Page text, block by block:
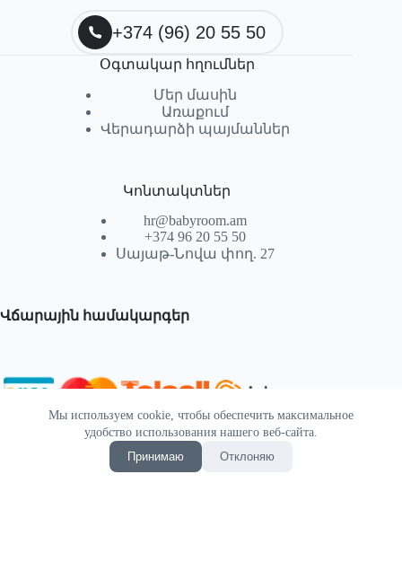
Мы используем cookie, чтобы обеспечить максимальное
удобство использования нашего веб-сайта.
Принимаю
Отклоняю
+374 (96) 20 55 50
Օգտակար հղումներ
Մեր մասին
Առաքում
Վերադարձի պայմաններ
Կոնտակտներ
hr@babyroom.am
+374 96 20 55 50
Սայաթ-Նովա փող. 27
Վճարային համակարգեր
© 2026 | Powered by SEKTIF